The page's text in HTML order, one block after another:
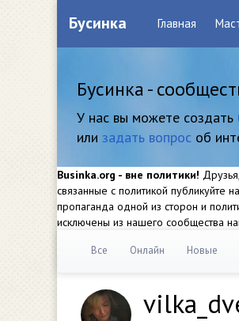
Бусинка Главная
Бусинка -
У нас вы можете создать
или задать вопрос об
Businka.org - вне политики!
связанные с политикой публикуйте
пропаганда одной из сторон и
исключены из нашего сообщества
Все Онлайн Новые